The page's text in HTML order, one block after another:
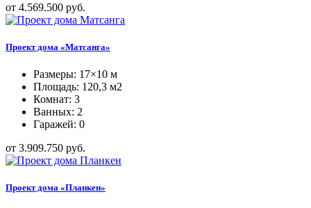
от 4.569.500 руб.
Проект дома «Матсанга»
Размеры: 17×10 м
Площадь: 120,3 м2
Комнат: 3
Ванных: 2
Гаражей: 0
от 3.909.750 руб.
Проект дома «Планкен»